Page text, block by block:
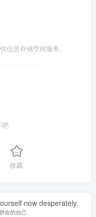
信息存储空间服务。
吧
收藏
now desperately.
命的自己